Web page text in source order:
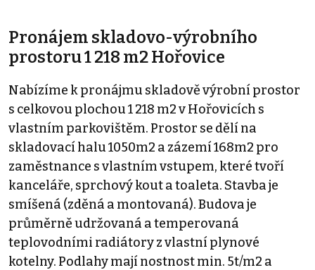
Pronájem skladovo-výrobního
prostoru 1 218 m2 Hořovice
Nabízíme k pronájmu skladově výrobní prostor
s celkovou plochou 1 218 m2 v Hořovicích s
vlastním parkovištěm. Prostor se dělí na
skladovací halu 1050m2 a zázemí 168m2 pro
zaměstnance s vlastním vstupem, které tvoří
kanceláře, sprchový kout a toaleta. Stavba je
smíšená (zděná a montovaná). Budova je
průměrně udržovaná a temperovaná
teplovodními radiátory z vlastní plynové
kotelny. Podlahy mají nostnost min. 5t/m2 a